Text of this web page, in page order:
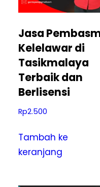
Jasa
Kelelawar di
Tasikmalaya
Terbaik dan
Berlisensi
Rp2.500
Tambah ke
keranjang